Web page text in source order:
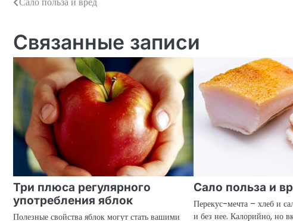
Навигация
записям
Связанные записи
Три плюса регулярного
употребления яблок
Полезные свойства яблок могут стать вашими
Сало польза и
Перекус-мечта – хлеб и
и без нее. Калорийно, но